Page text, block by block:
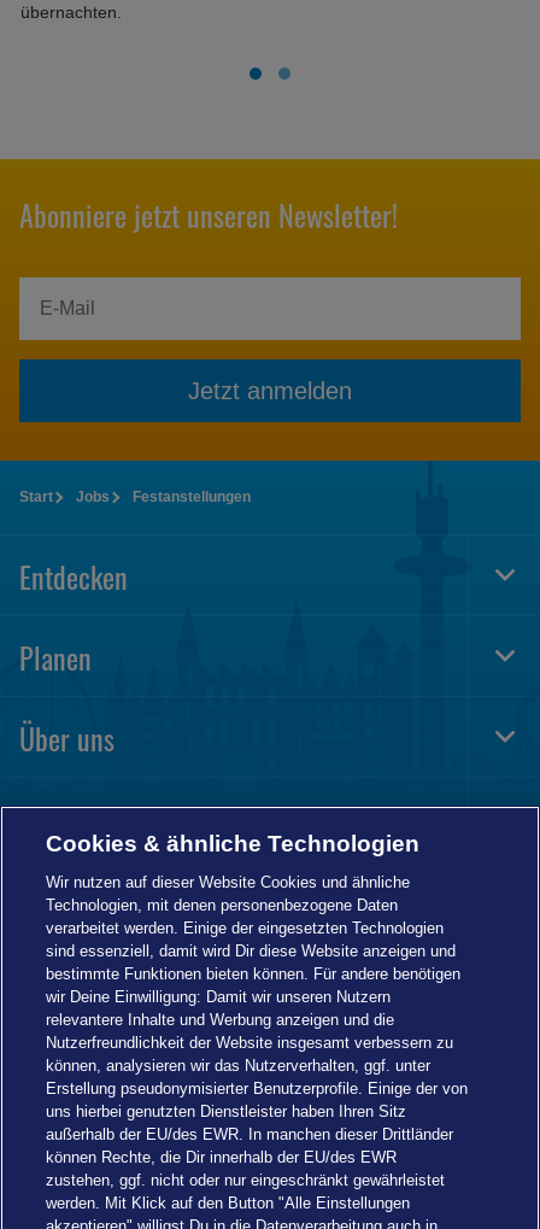
übernachten.
Abonniere jetzt unseren Newsletter!
Jetzt anmelden
Start Jobs Festanstellungen
Entdecken
Planen
Über uns
Informationen
Cookies & ähnliche Technologien
Wir nutzen auf dieser Website Cookies und ähnliche
Technologien, mit denen personenbezogene Daten
verarbeitet werden. Einige der eingesetzten Technologien
sind essenziell, damit wird Dir diese Website anzeigen und
bestimmte Funktionen bieten können. Für andere benötigen
wir Deine Einwilligung: Damit wir unseren Nutzern
relevantere Inhalte und Werbung anzeigen und die
Nutzerfreundlichkeit der Website insgesamt verbessern zu
können, analysieren wir das Nutzerverhalten, ggf. unter
Erstellung pseudonymisierter Benutzerprofile. Einige der von
uns hierbei genutzten Dienstleister haben Ihren Sitz
außerhalb der EU/des EWR. In manchen dieser Drittländer
können Rechte, die Dir innerhalb der EU/des EWR
zustehen, ggf. nicht oder nur eingeschränkt gewährleistet
werden. Mit Klick auf den Button "Alle Einstellungen